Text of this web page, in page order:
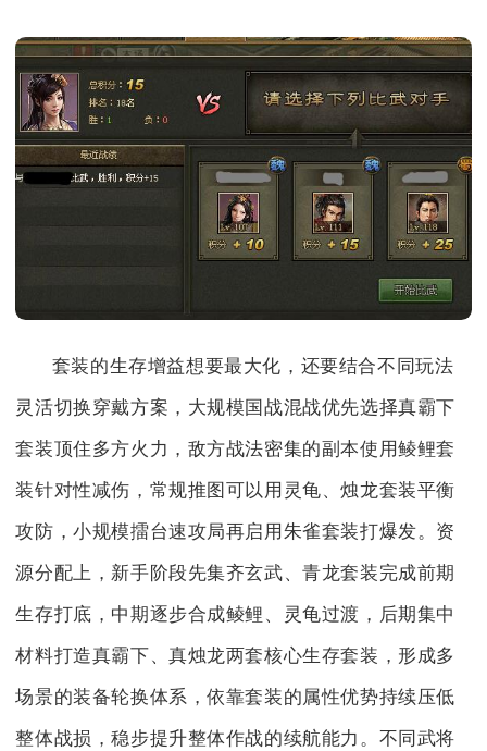
套装的生存增益想要最大化，还要结合不同玩法
灵活切换穿戴方案，大规模国战混战优先选择真霸下
套装顶住多方火力，敌方战法密集的副本使用鲮鲤套
装针对性减伤，常规推图可以用灵龟、烛龙套装平衡
攻防，小规模擂台速攻局再启用朱雀套装打爆发。资
源分配上，新手阶段先集齐玄武、青龙套装完成前期
生存打底，中期逐步合成鲮鲤、灵龟过渡，后期集中
材料打造真霸下、真烛龙两套核心生存套装，形成多
场景的装备轮换体系，依靠套装的属性优势持续压低
整体战损，稳步提升整体作战的续航能力。不同武将